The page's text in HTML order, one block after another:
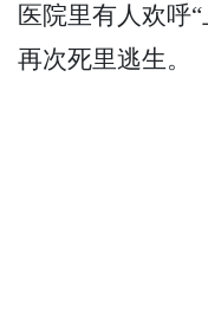
医院里有人欢呼
再次死里逃生。